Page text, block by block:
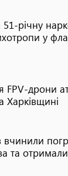
річну
у
FPV-дрони
Харківщині
вчинили
та